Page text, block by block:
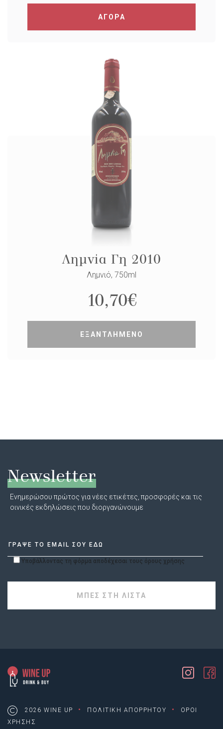
ΑΓΟΡΑ
Λημνία Γη 2010
Λημνιό, 750ml
10,70€
ΕΞΑΝΤΛΗΜΕΝΟ
Newsletter
Ενημερώσου πρώτος για νέες ετικέτες, προσφορές και τις
οινικές εκδηλώσεις που διοργανώνουμε
Υποβάλλοντας τη φόρμα αποδέχεσαι τους όρους χρήσης
2026 WINE UP · ΠΟΛΙΤΙΚΗ ΑΠΟΡΡΗΤΟΥ ·
ΟΡΟΙ
ΧΡΗΣΗΣ